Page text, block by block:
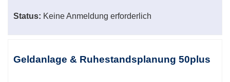
Status: Keine Anmeldung erforderlich
Geldanlage & Ruhestandsplanung 50plus